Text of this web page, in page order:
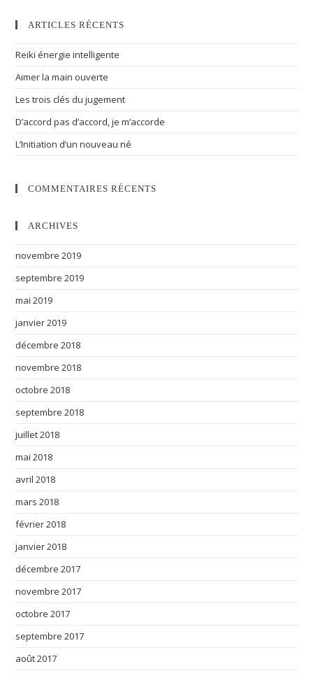
ARTICLES RÉCENTS
Reiki énergie intelligente
Aimer la main ouverte
Les trois clés du jugement
D’accord pas d’accord, je m’accorde
L’Initiation d’un nouveau né
COMMENTAIRES RÉCENTS
ARCHIVES
novembre 2019
septembre 2019
mai 2019
janvier 2019
décembre 2018
novembre 2018
octobre 2018
septembre 2018
juillet 2018
mai 2018
avril 2018
mars 2018
février 2018
janvier 2018
décembre 2017
novembre 2017
octobre 2017
septembre 2017
août 2017